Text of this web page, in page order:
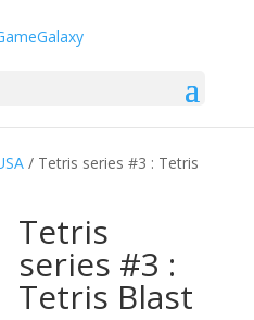
/ Tetris series #3 : Tetris
Tetris
series #3 :
Tetris Blast